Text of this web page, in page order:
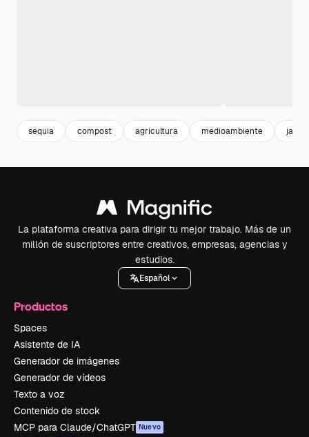
sequia compost agricultura medioambiente
La plataforma creativa para dirigir tu mejor trabajo. Más de un
millón de suscriptores entre creativos, empresas, agencias y
estudios.
Español
Productos
Spaces
Asistente de IA
Generador de imágenes
Generador de vídeos
Texto a voz
Contenido de stock
MCP para Claude/ChatGPT Nuevo